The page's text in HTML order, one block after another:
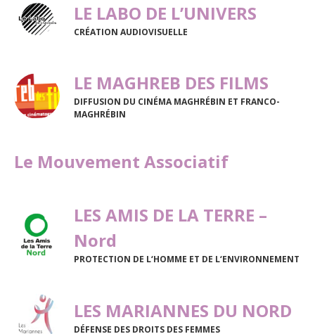
LE LABO DE L’UNIVERS
CRÉATION AUDIOVISUELLE
LE MAGHREB DES FILMS
DIFFUSION DU CINÉMA MAGHRÉBIN ET FRANCO-
MAGHRÉBIN
Le Mouvement Associatif
LES AMIS DE LA TERRE –
Nord
PROTECTION DE L‘HOMME ET DE L‘ENVIRONNEMENT
LES MARIANNES DU NORD
DÉFENSE DES DROITS DES FEMMES